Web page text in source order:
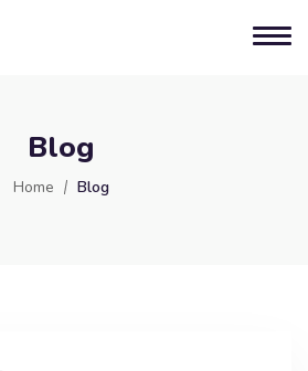
Blog
Home Blog